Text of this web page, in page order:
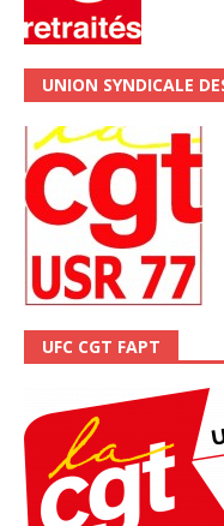
UNION SYNDICALE
UFC CGT FAPT